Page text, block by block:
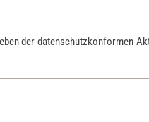
der datenschutzkonformen